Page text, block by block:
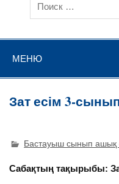
МЕНЮ
Зат есім 3-
Бастауыш сынып ашық
Сабақтың тақырыбы: